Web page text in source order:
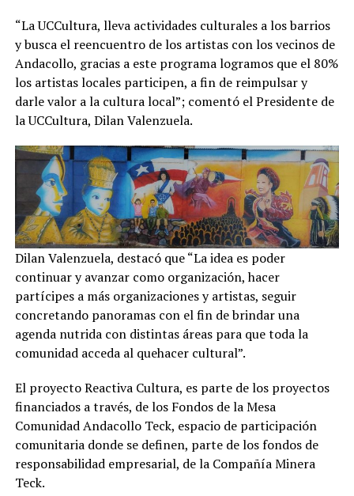
“La UCCultura, lleva actividades culturales a los barrios
y busca el reencuentro de los artistas con los vecinos de
Andacollo, gracias a este programa logramos que el 80%
los artistas locales participen, a fin de reimpulsar y
darle valor a la cultura local”; comentó el Presidente de
la UCCultura, Dilan Valenzuela.
Dilan Valenzuela, destacó que “La idea es poder
continuar y avanzar como organización, hacer
partícipes a más organizaciones y artistas, seguir
concretando panoramas con el fin de brindar una
agenda nutrida con distintas áreas para que toda la
comunidad acceda al quehacer cultural”.
El proyecto Reactiva Cultura, es parte de los proyectos
financiados a través, de los Fondos de la Mesa
Comunidad Andacollo Teck, espacio de participación
comunitaria donde se definen, parte de los fondos de
responsabilidad empresarial, de la Compañía Minera
Teck.